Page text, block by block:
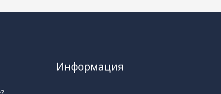
Информация